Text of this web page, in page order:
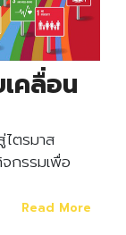
คลื่อน
ตรมาส
กรรมเพื่อ
Read More